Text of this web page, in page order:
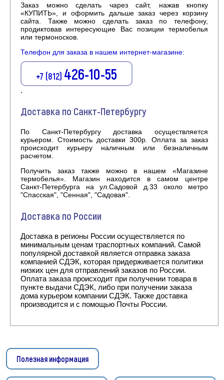
Заказ можно сделать чарез сайт, нажав кнопку
«КУПИТЬ», и оформить дальше заказ через корзину
сайта. Также можно сделать заказ по телефону,
продиктовав интересующие Вас позиции термобелья
или термоносков.
Телефон для заказа в нашем интернет-магазине:
+7 (812) 426-10-55
.
Доставка по Санкт-Петербургу
По Санкт-Петербургу доставка осуществляется
курьером. Стоимость доставки 300р. Оплата за заказ
происходит курьеру наличным или безналичным
расчетом.
Получить заказ также можно в нашем «Магазине
термобелья». Магазин находится в самом центре
Санкт-Петербурга на ул.Садовой д.33 около метро
"Спасская", "Сенная", "Садовая".
Доставка по России
Доставка в регионы России осуществляется по
минимальным ценам траспортных компаний. Самой
популярной доставкой является отправка заказа
компанией СДЭК, которая придерживается политики
низких цен для отправлений заказов по России.
Оплата заказа происходит при получении товара в
пункте выдачи СДЭК, либо при получении заказа
дома курьером компании СДЭК. Также доставка
производится и с помощью Почты России.
Полезная информация